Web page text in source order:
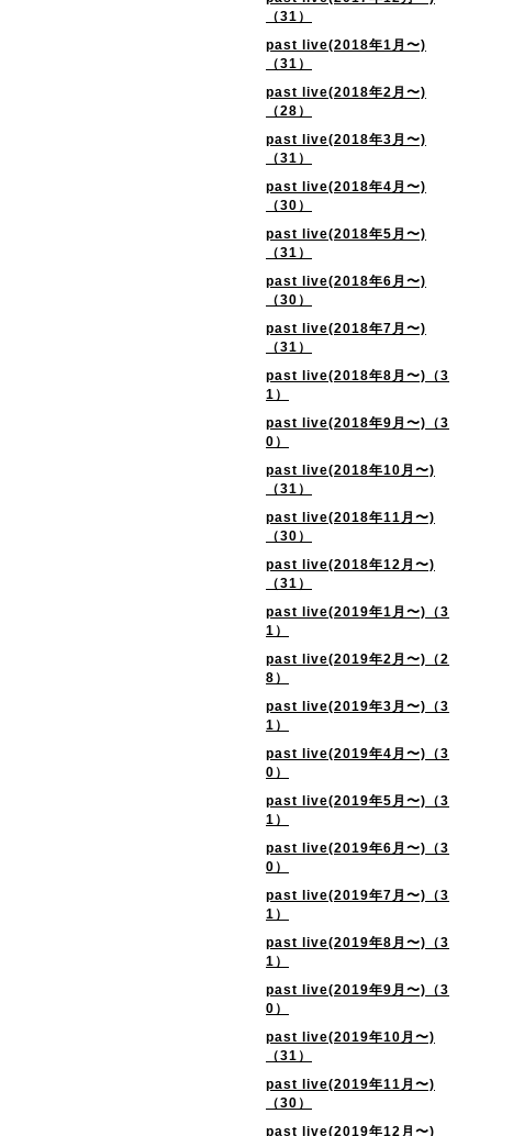
（31）
past live(2018年1月〜)
（31）
past live(2018年2月〜)
（28）
past live(2018年3月〜)
（31）
past live(2018年4月〜)
（30）
past live(2018年5月〜)
（31）
past live(2018年6月〜)
（30）
past live(2018年7月〜)
（31）
past live(2018年8月〜)（3
1）
past live(2018年9月〜)（3
0）
past live(2018年10月〜)
（31）
past live(2018年11月〜)
（30）
past live(2018年12月〜)
（31）
past live(2019年1月〜)（3
1）
past live(2019年2月〜)（2
8）
past live(2019年3月〜)（3
1）
past live(2019年4月〜)（3
0）
past live(2019年5月〜)（3
1）
past live(2019年6月〜)（3
0）
past live(2019年7月〜)（3
1）
past live(2019年8月〜)（3
1）
past live(2019年9月〜)（3
0）
past live(2019年10月〜)
（31）
past live(2019年11月〜)
（30）
past live(2019年12月〜)